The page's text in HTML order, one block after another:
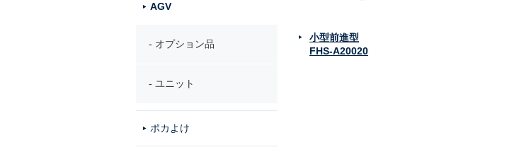
小型前進型
FHS-A20020
AGV
オプション品
ユニット
ポカよけ